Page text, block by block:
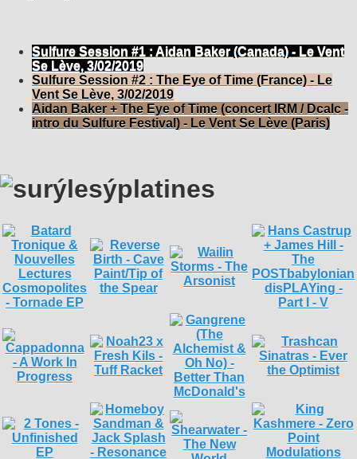
Sulfure Session #1 : Aidan Baker (Canada) - Le Vent
Se Lève, 3/02/2019
Sulfure Session #2 : The Eye of Time (France) - Le
Vent Se Lève, 3/02/2019
Aidan Baker + The Eye of Time (concert IRM / Dcalc -
intro du Sulfure Festival) - Le Vent Se Lève (Paris)